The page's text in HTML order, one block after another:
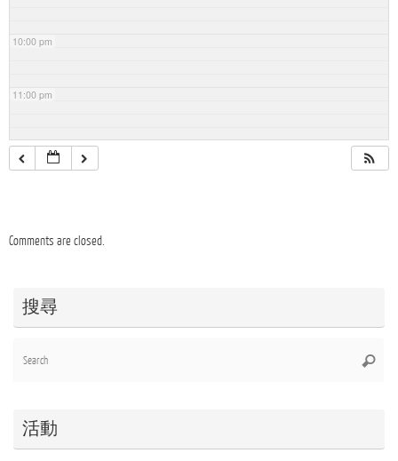
10:00 pm
11:00 pm
Comments are closed.
搜尋
活動